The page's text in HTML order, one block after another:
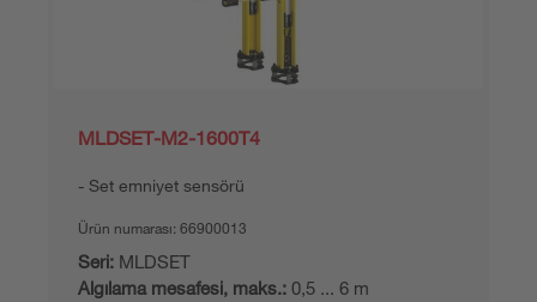
MLDSET-M2-1600T4
Set emniyet sensörü
Ürün numarası: 66900013
Seri: MLDSET
Algılama mesafesi, maks.: 0,5 ... 6 m